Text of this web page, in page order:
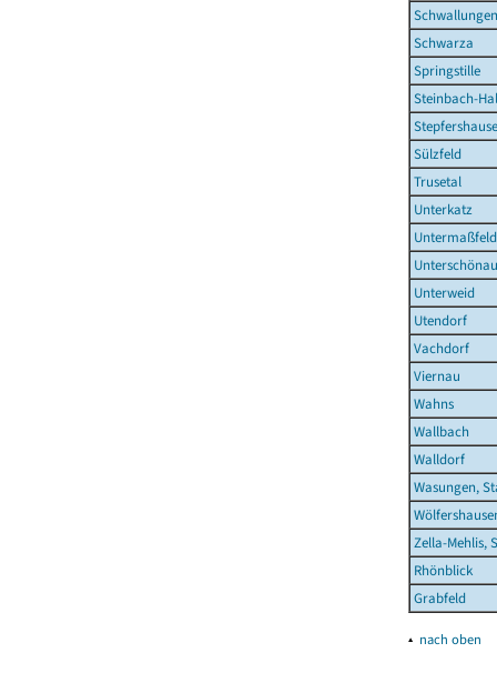
Schwallungen
Schwarza
Springstille
Steinbach-
Sülzfeld
Trusetal
Unterkatz
Untermaßfeld
Unterschönau
Unterweid
Utendorf
Vachdorf
Viernau
Wahns
Wallbach
Walldorf
Wasungen,
Zella-Mehlis,
Rhönblick
Grabfeld
▴ nach oben